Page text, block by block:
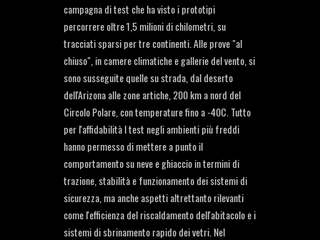
campagna di test che ha visto i prototipi
percorrere oltre 1,5 milioni di chilometri, su
tracciati sparsi per tre continenti. Alle prove "al
chiuso", in camere climatiche e gallerie del vento, si
sono susseguite quelle su strada, dal deserto
dell'Arizona alle zone artiche, 200 km a nord del
Circolo Polare, con temperature fino a -40C. Tutto
per l'affidabilità I test negli ambienti più freddi
hanno permesso di mettere a punto il
comportamento su neve e ghiaccio in termini di
trazione, stabilità e funzionamento dei sistemi di
sicurezza, ma anche aspetti altrettanto rilevanti
come l'efficienza del riscaldamento dell'abitacolo e i
sistemi di sbrinamento rapido dei vetri. Nel